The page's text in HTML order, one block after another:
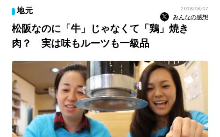
地元 2018/06/07
みんなの感想
松阪なのに「牛」じゃなくて「鶏」焼き
肉？ 実は味もルーツも一級品